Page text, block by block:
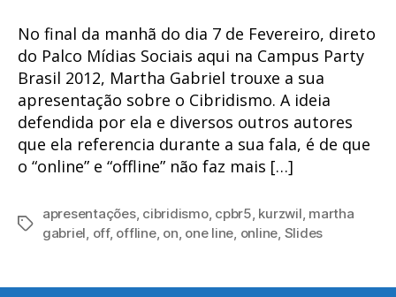
No final da manhã do dia 7 de Fevereiro, direto
do Palco Mídias Sociais aqui na Campus Party
Brasil 2012, Martha Gabriel trouxe a sua
apresentação sobre o Cibridismo. A ideia
defendida por ela e diversos outros autores
que ela referencia durante a sua fala, é de que
o “online” e “offline” não faz mais […]
Tags
apresentações, cibridismo, cpbr5, kurzwil, martha
gabriel, off, offline, on, one line, online, Slides